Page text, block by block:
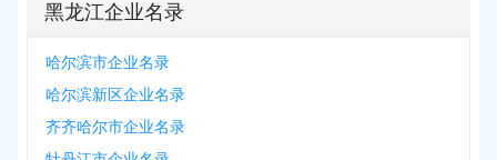
黑龙江企业名录
哈尔滨市企业名录
哈尔滨新区企业名录
齐齐哈尔市企业名录